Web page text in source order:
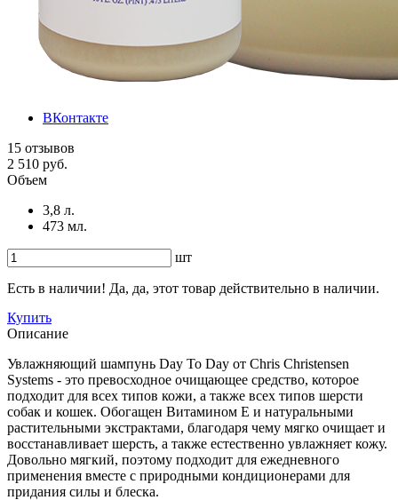
ВКонтакте
15 отзывов
2 510 руб.
Объем
3,8 л.
473 мл.
шт
Есть в наличии! Да, да, этот товар действительно в наличии.
Купить
Описание
Увлажняющий шампунь Day To Day от Сhris Christensen
Systems - это превосходное очищающее средство, которое
подходит для всех типов кожи, а также всех типов шерсти
собак и кошек. Обогащен Витамином Е и натуральными
растительными экстрактами, благодаря чему мягко очищает и
восстанавливает шерсть, а также естественно увлажняет кожу.
Довольно мягкий, поэтому подходит для ежедневного
применения вместе с природными кондиционерами для
придания силы и блеска.